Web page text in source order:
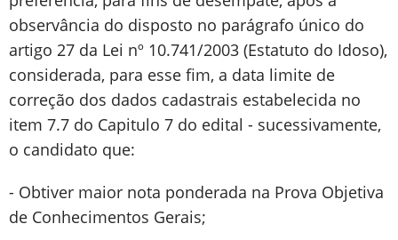
observância do disposto no parágrafo único do
artigo 27 da Lei nº 10.741/2003 (Estatuto do Idoso),
considerada, para esse fim, a data limite de
correção dos dados cadastrais estabelecida no
item 7.7 do Capitulo 7 do edital - sucessivamente,
o candidato que:
- Obtiver maior nota ponderada na Prova Objetiva
de Conhecimentos Gerais;